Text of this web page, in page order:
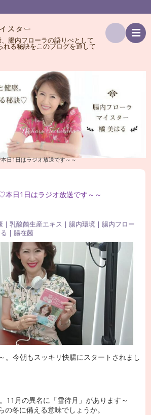
腸内フローラの語りべとして
れる秘訣をこのブログを通して
索
日1日はラジオ放送です～～
本日1日はラジオ放送です～～
| 乳酸菌生産エキス | 腸内環境| 腸内フロー
| 腸在菌
。今朝もスッキリ快腸にスタートされまし
11月の異名に「雪待月」があります～
の冬に備える意味でしょうか。